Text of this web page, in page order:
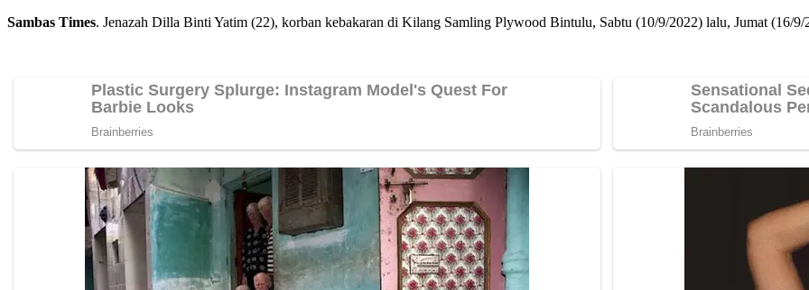
Sambas Times. Jenazah Dilla Binti Yatim (22), korban kebakaran di Kilang Samling Plywood Bintulu, Sabtu (10/9/2022) lalu, Jumat (16/